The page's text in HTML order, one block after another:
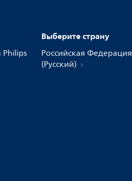
Выберите страну
Российская Федерация
(Русский)